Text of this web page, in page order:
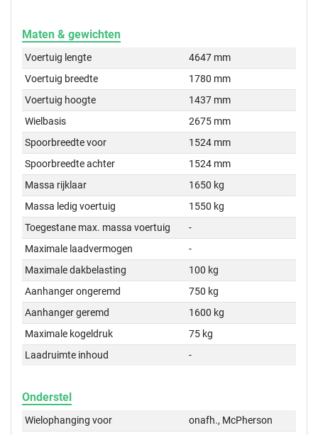
Maten & gewichten
Voertuig lengte
4647 mm
Voertuig breedte
1780 mm
Voertuig hoogte
1437 mm
Wielbasis
2675 mm
Spoorbreedte voor
1524 mm
Spoorbreedte achter
1524 mm
Massa rijklaar
1650 kg
Massa ledig voertuig
1550 kg
Toegestane max. massa voertuig
-
Maximale laadvermogen
-
Maximale dakbelasting
100 kg
Aanhanger ongeremd
750 kg
Aanhanger geremd
1600 kg
Maximale kogeldruk
75 kg
Laadruimte inhoud
-
Onderstel
Wielophanging voor
onafh., McPherson